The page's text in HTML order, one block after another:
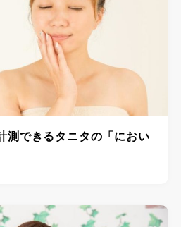
測できるタニタの「におい